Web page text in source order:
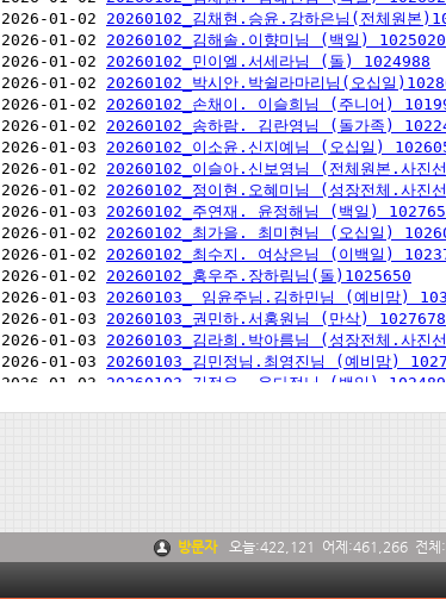
방문자 오늘:422,121 어제:461,266 전체: